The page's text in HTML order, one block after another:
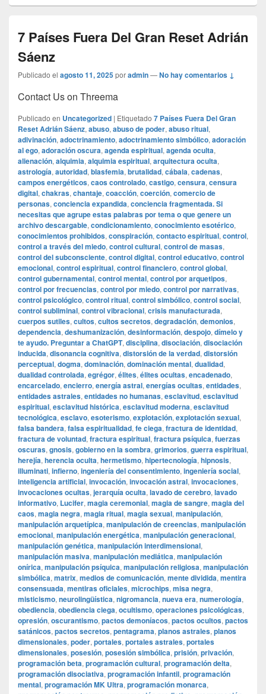
7 Países Fuera Del Gran Reset Adrián
Sáenz
Publicado el agosto 11, 2025poradmin—No hay comentarios ↓
Contact Us on Threema
Publicado en Uncategorized | Etiquetado 7 Países Fuera Del Gran
Reset Adrián Sáenz, abuso, abuso de poder, abuso ritual,
adivinación, adoctrinamiento, adoctrinamiento simbólico, adoración
al ego, adoración oscura, agenda espiritual, agenda oculta,
alienación, alquimia, alquimia espiritual, arquitectura oculta,
astrología, autoridad, blasfemia, brutalidad, cábala, cadenas,
campos energéticos, caos controlado, castigo, censura, censura
digital, chakras, chantaje, coacción, coerción, comercio de
personas, conciencia expandida, conciencia fragmentada. Si
necesitas que agrupe estas palabras por tema o que genere un
archivo descargable, condicionamiento, conocimiento esotérico,
conocimientos prohibidos, conspiración, contacto espiritual, control,
control a través del miedo, control cultural, control de masas,
control del subconsciente, control digital, control educativo, control
emocional, control espiritual, control financiero, control global,
control gubernamental, control mental, control por arquetipos,
control por frecuencias, control por miedo, control por narrativas,
control psicológico, control ritual, control simbólico, control social,
control subliminal, control vibracional, crisis manufacturada,
cuerpos sutiles, cultos, cultos secretos, degradación, demonios,
dependencia, deshumanización, desinformación, despojo, dímelo y
te ayudo. Preguntar a ChatGPT, disciplina, disociación, disociación
inducida, disonancia cognitiva, distorsión de la verdad, distorsión
perceptual, dogma, dominación, dominación mental, dualidad,
dualidad controlada, egrégor, élites, élites ocultas, encadenado,
encarcelado, encierro, energía astral, energías ocultas, entidades,
entidades astrales, entidades no humanas, esclavitud, esclavitud
espiritual, esclavitud histórica, esclavitud moderna, esclavitud
tecnológica, esclavo, esoterismo, explotación, explotación sexual,
falsa bandera, falsa espiritualidad, fe ciega, fractura de identidad,
fractura de voluntad, fractura espiritual, fractura psíquica, fuerzas
oscuras, gnosis, gobierno en la sombra, grimorios, guerra espiritual,
herejía, herencia oculta, hermetismo, hipertecnología, hipnosis,
illuminati, infierno, ingeniería del consentimiento, ingeniería social,
inteligencia artificial, invocación, invocación astral, invocaciones,
invocaciones ocultas, jerarquía oculta, lavado de cerebro, lavado
informativo, Lucifer, magia ceremonial, magia de sangre, magia del
caos, magia negra, magia ritual, magia sexual, manipulación,
manipulación arquetípica, manipulación de creencias, manipulación
emocional, manipulación energética, manipulación generacional,
manipulación genética, manipulación interdimensional,
manipulación masiva, manipulación mediática, manipulación
onírica, manipulación psíquica, manipulación religiosa, manipulación
simbólica, matrix, medios de comunicación, mente dividida, mentira
consensuada, mentiras oficiales, microchips, misa negra,
misticismo, neurolingüística, nigromancia, nueva era, numerología,
obediencia, obediencia ciega, ocultismo, operaciones psicológicas,
opresión, oscurantismo, pactos demoníacos, pactos ocultos, pactos
satánicos, pactos secretos, pentagrama, planos astrales, planos
dimensionales, poder, portales, portales astrales, portales
dimensionales, posesión, posesión simbólica, prisión, privación,
programación beta, programación cultural, programación delta,
programación disociativa, programación infantil, programación
mental, programación MK Ultra, programación monarca,